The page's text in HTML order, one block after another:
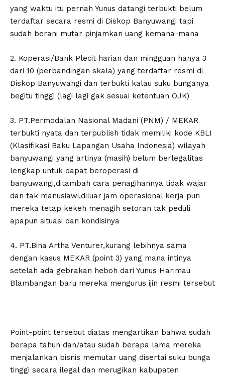
yang waktu itu pernah Yunus datangi terbukti belum
terdaftar secara resmi di Diskop Banyuwangi tapi
sudah berani mutar pinjamkan uang kemana-mana
2. Koperasi/Bank Plecit harian dan mingguan hanya 3
dari 10 (perbandingan skala) yang terdaftar resmi di
Diskop Banyuwangi dan terbukti kalau suku bunganya
begitu tinggi (lagi lagi gak sesuai ketentuan OJK)
3. PT.Permodalan Nasional Madani (PNM) / MEKAR
terbukti nyata dan terpublish tidak memiliki kode KBLI
(Klasifikasi Baku Lapangan Usaha Indonesia) wilayah
banyuwangi yang artinya (masih) belum berlegalitas
lengkap untuk dapat beroperasi di
banyuwangi,ditambah cara penagihannya tidak wajar
dan tak manusiawi,diluar jam operasional kerja pun
mereka tetap kekeh menagih setoran tak peduli
apapun situasi dan kondisinya
4. PT.Bina Artha Venturer,kurang lebihnya sama
dengan kasus MEKAR (point 3) yang mana intinya
setelah ada gebrakan heboh dari Yunus Harimau
Blambangan baru mereka mengurus ijin resmi tersebut
Point-point tersebut diatas mengartikan bahwa sudah
berapa tahun dan/atau sudah berapa lama mereka
menjalankan bisnis memutar uang disertai suku bunga
tinggi secara ilegal dan merugikan kabupaten